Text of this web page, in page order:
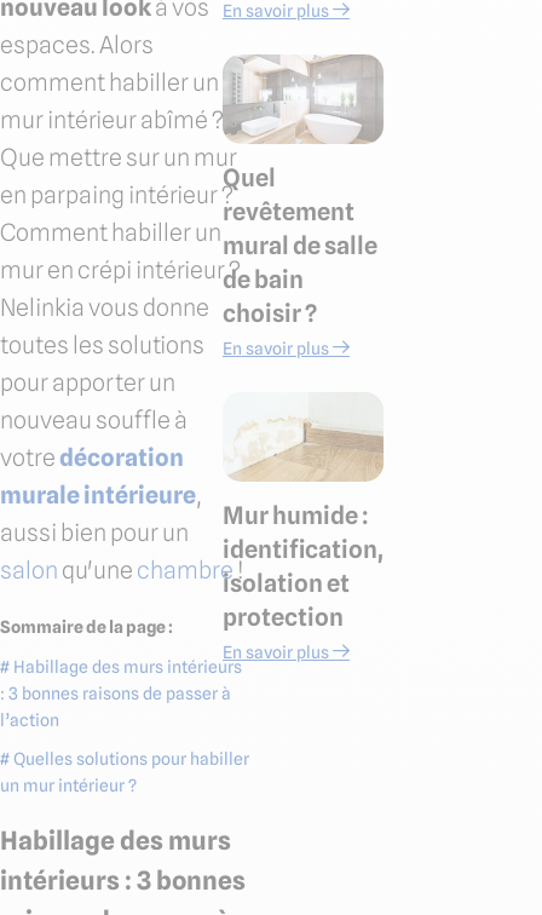
nouveau lookà vos
espaces. Alors
comment habiller un
mur intérieur abîmé ?
Que mettre sur un mur
en parpaing intérieur ?
Comment habiller un
mur en crépi intérieur ?
Nelinkia vous donne
toutes les solutions
pour apporter un
nouveau souffle à
votredécoration
murale intérieure,
aussi bien pour un
salon qu'une chambre !
Sommaire de la page :
# Habillage des murs intérieurs
: 3 bonnes raisons de passer à
l’action
# Quelles solutions pour habiller
un mur intérieur ?
Habillage des murs
intérieurs : 3 bonnes
En savoir plus
Quel
revêtement
mural de salle
de bain
choisir ?
En savoir plus
Mur humide :
identification,
isolation et
protection
En savoir plus